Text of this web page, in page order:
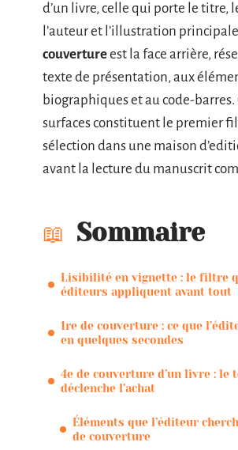
d’un livre, celle qui porte le titre,
l’auteur et l’illustration
couvertureest la face arrière,
texte de présentation, aux
biographiques et au code-barres.
surfaces constituent le premier
sélection dans une maison
avant la lecture du manuscrit
Sommaire
Lisibilité en vignette : le filtre
éditeurs appliquent avant tout
1re de couverture : ce que
en quelques secondes
4e de couverture d’un livre : le
déclenche l’achat
Éléments que l’éditeur
de couverture